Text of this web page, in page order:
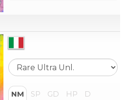
NM SP GD HP D